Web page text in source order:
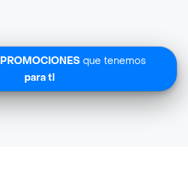
PROMOCIONES que tenemos
para ti